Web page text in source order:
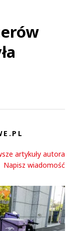
artykuły autora
Napisz wiadomość